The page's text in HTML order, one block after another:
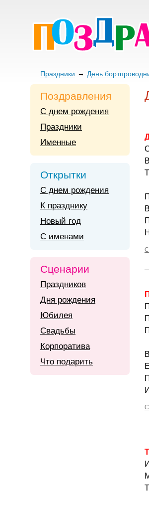
Праздники День
Поздравления
С днем рождения
Праздники
Именные
Открытки
С днем рождения
К празднику
Новый год
С именами
Сценарии
Праздников
Дня рождения
Юбилея
Свадьбы
Корпоратива
Что подарить